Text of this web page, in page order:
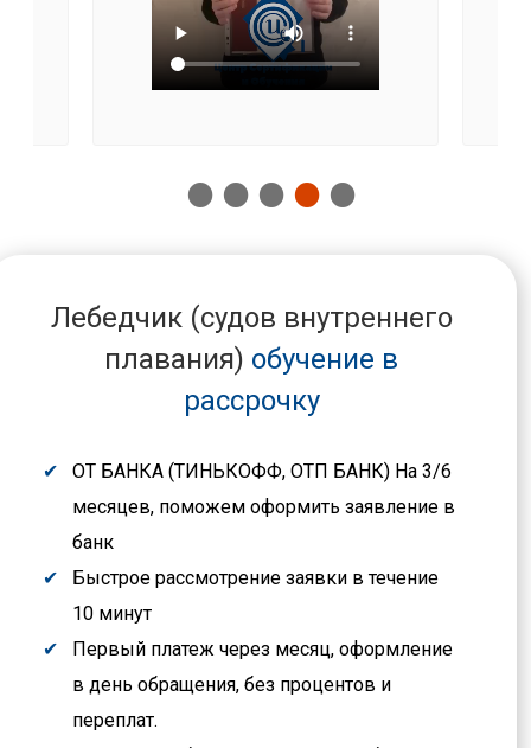
Лебедчик (судов внутреннего
плавания) обучение в
рассрочку
ОТ БАНКА (ТИНЬКОФФ, ОТП БАНК) На 3/6
месяцев, поможем оформить заявление в
банк
Быстрое рассмотрение заявки в течение
10 минут
Первый платеж через месяц, оформление
в день обращения, без процентов и
переплат.